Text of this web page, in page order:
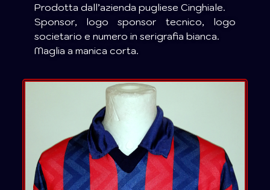
Prodotta dall’azienda pugliese Cinghiale.
Sponsor, logo sponsor tecnico, logo
societario e numero in serigrafia bianca.
Maglia a manica corta.